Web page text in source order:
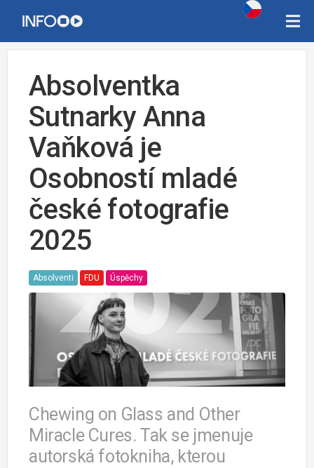
Absolventka
Sutnarky Anna
Vaňková je
Osobností mladé
české fotografie
2025
Absolventi FDU Úspěchy
Chewing on Glass and Other
Miracle Cures. Tak se jmenuje
autorská fotokniha, kterou